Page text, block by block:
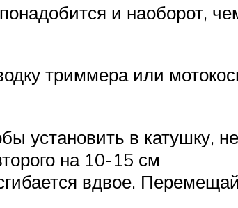
и наоборот,
триммера или
установить в катушку,
на 10-15 см
вдвое.